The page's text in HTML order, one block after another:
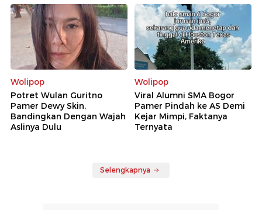
Wolipop
Potret Wulan Guritno
Pamer Dewy Skin,
Bandingkan Dengan Wajah
Aslinya Dulu
Wolipop
Viral Alumni SMA Bogor
Pamer Pindah ke AS Demi
Kejar Mimpi, Faktanya
Ternyata
Selengkapnya